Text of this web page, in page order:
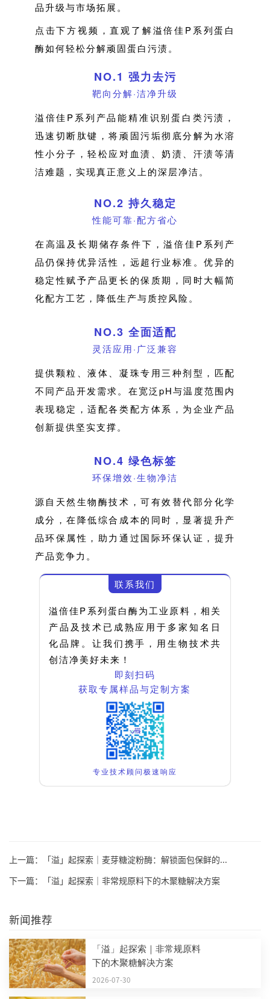
品升级与市场拓展。
点击下方视频，直观了解溢倍佳P系列蛋白
酶如何轻松分解顽固蛋白污渍。
NO.1 强力去污
靶向分解·洁净升级
溢倍佳P系列产品能精准识别蛋白类污渍，
迅速切断肽键，将顽固污垢彻底分解为水溶
性小分子，轻松应对血渍、奶渍、汗渍等清
洁难题，实现真正意义上的深层净洁。
NO.2 持久稳定
性能可靠·配方省心
在高温及长期储存条件下，溢倍佳P系列产
品仍保持优异活性，远超行业标准。优异的
稳定性赋予产品更长的保质期，同时大幅简
化配方工艺，降低生产与质控风险。
NO.3 全面适配
灵活应用·广泛兼容
提供颗粒、液体、凝珠专用三种剂型，匹配
不同产品开发需求。在宽泛pH与温度范围内
表现稳定，适配各类配方体系，为企业产品
创新提供坚实支撑。
NO.4 绿色标签
环保增效·生物净洁
源自天然生物酶技术，可有效替代部分化学
成分，在降低综合成本的同时，显著提升产
品环保属性，助力通过国际环保认证，提升
产品竞争力。
联系我们
溢倍佳P系列蛋白酶为工业原料，相关
产品及技术已成熟应用于多家知名日
化品牌。让我们携手，用生物技术共
创洁净美好未来！
即刻扫码
获取专属样品与定制方案
专业技术顾问极速响应
上一篇：「溢」起探索｜麦芽糖淀粉酶：解锁面包保鲜的...
下一篇：「溢」起探索｜非常规原料下的木聚糖解决方案
新闻推荐
「溢」起探索｜非常规原料
下的木聚糖解决方案
2026-07-30